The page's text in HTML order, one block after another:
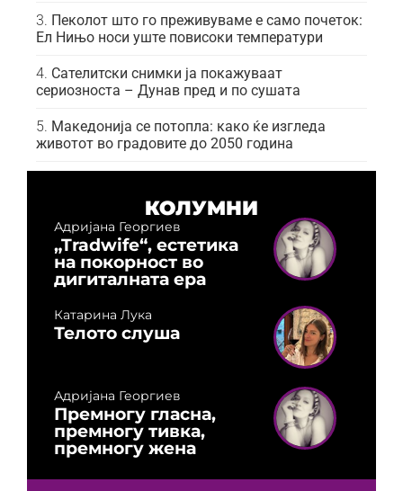
Пеколот што го преживуваме е само почеток:
Ел Нињо носи уште повисоки температури
Сателитски снимки ја покажуваат
сериозноста – Дунав пред и по сушата
Македонија се потопла: како ќе изгледа
животот во градовите до 2050 година
КОЛУМНИ
Адријана Георгиев
„Tradwife“, естетика
на покорност во
дигиталната ера
Катарина Лука
Телото слуша
Адријана Георгиев
Премногу гласна,
премногу тивка,
премногу жена